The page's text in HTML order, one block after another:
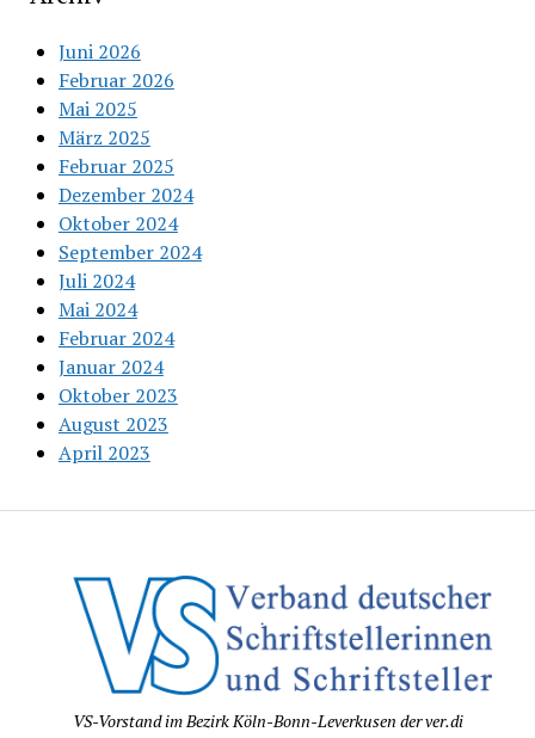
Juni 2026
Februar 2026
Mai 2025
März 2025
Februar 2025
Dezember 2024
Oktober 2024
September 2024
Juli 2024
Mai 2024
Februar 2024
Januar 2024
Oktober 2023
August 2023
April 2023
VS-Vorstand im Bezirk Köln-Bonn-Leverkusen der ver.di